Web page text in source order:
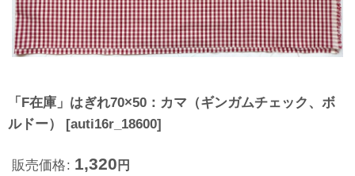
「F在庫」はぎれ70×50：カマ（ギンガムチェック、ボ
ルドー）
[auti16r_18600]
販売価格: 1,320 円